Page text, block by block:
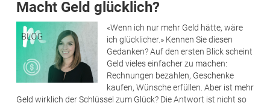
Macht Geld glücklich?
«Wenn ich nur mehr Geld hätte, wäre
ich glücklicher.» Kennen Sie diesen
Gedanken? Auf den ersten Blick scheint
Geld vieles einfacher zu machen:
Rechnungen bezahlen, Geschenke
kaufen, Wünsche erfüllen. Aber ist mehr
Geld wirklich der Schlüssel zum Glück? Die Antwort ist nicht so